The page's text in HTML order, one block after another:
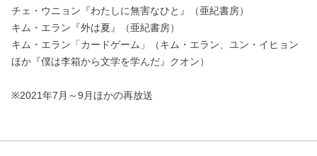
チェ・ウニョン『わたしに無害なひと』（亜紀書房）
キム・エラン『外は夏』（亜紀書房）
キム・エラン「カードゲーム」（キム・エラン、ユン・イヒョン
ほか『僕は李箱から文学を学んだ』クオン）
※2021年7月～9月ほかの再放送